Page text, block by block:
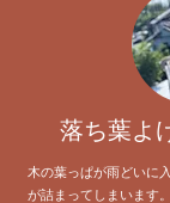
落ち葉よ
木の葉っぱが雨どいに
が詰まってしまいます